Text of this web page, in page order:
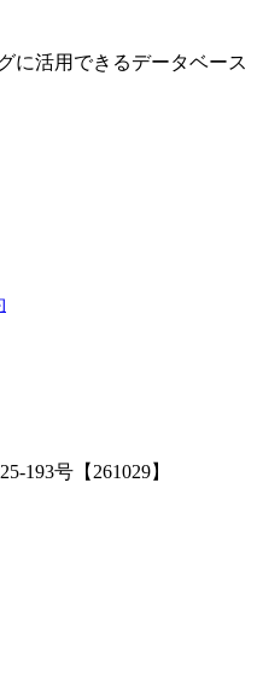
に活用できるデータベース
193号【261029】